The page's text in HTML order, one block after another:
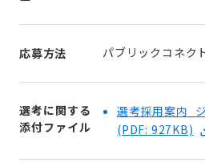
応募方法 パブリックコネク
選考に関する
添付ファイル
選考採用案内_
(PDF: 927KB)